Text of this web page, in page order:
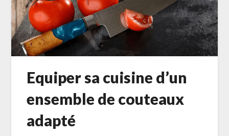
Equiper sa cuisine d’un
ensemble de couteaux
adapté